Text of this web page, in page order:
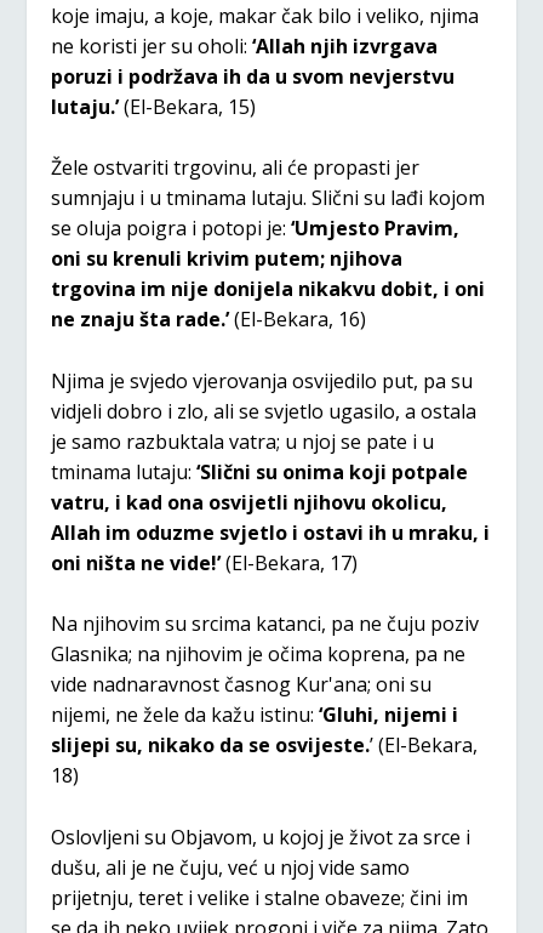
koje imaju, a koje, makar čak bilo i veliko, njima
ne koristi jer su oholi: ‘Allah njih izvrgava
poruzi i podržava ih da u svom nevjerstvu
lutaju.’(El-Bekara, 15)
Žele ostvariti trgovinu, ali će propasti jer
sumnjaju i u tminama lutaju. Slični su lađi kojom
se oluja poigra i potopi je: ‘Umjesto Pravim,
oni su krenuli krivim putem; njihova
trgovina im nije donijela nikakvu dobit, i oni
ne znaju šta rade.’(El-Bekara, 16)
Njima je svjedo vjerovanja osvijedilo put, pa su
vidjeli dobro i zlo, ali se svjetlo ugasilo, a ostala
je samo razbuktala vatra; u njoj se pate i u
tminama lutaju: ‘Slični su onima koji potpale
vatru, i kad ona osvijetli njihovu okolicu,
Allah im oduzme svjetlo i ostavi ih u mraku, i
oni ništa ne vide!’(El-Bekara, 17)
Na njihovim su srcima katanci, pa ne čuju poziv
Glasnika; na njihovim je očima koprena, pa ne
vide nadnaravnost časnog Kur'ana; oni su
nijemi, ne žele da kažu istinu:‘Gluhi, nijemi i
slijepi su, nikako da se osvijeste.’ (El-Bekara,
18)
Oslovljeni su Objavom, u kojoj je život za srce i
dušu, ali je ne čuju, već u njoj vide samo
prijetnju, teret i velike i stalne obaveze; čini im